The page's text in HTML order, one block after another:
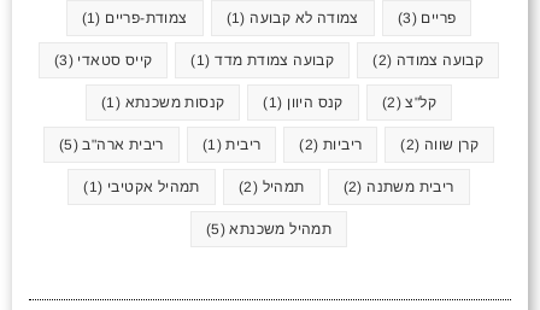
פריים (3) צמודה לא קבועה (1) צמודת-פריים (1)
קבועה צמודה (2) קבועה צמודת מדד(1) קייס סטאדי (3)
קל"צ(2) קנס היוון (1) קנסות משכנתא (1)
קרן שווה (2) ריביות(2) ריבית(1) ריבית ארה"ב(5)
ריבית משתנה (2) תמהיל (2) תמהיל אקטיבי (1)
תמהיל משכנתא(5)